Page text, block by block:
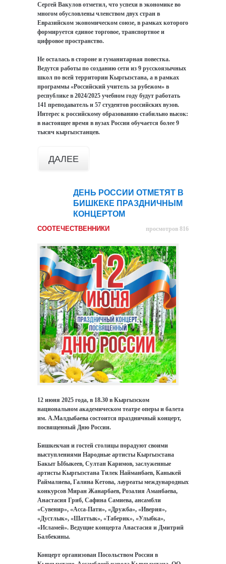
Сергей Вакулов отметил, что успехи в экономике во
многом обусловлены членством двух стран в
Евразийском экономическом союзе, в рамках которого
формируется единое торговое, транспортное и
цифровое пространство.
Не осталась в стороне и гуманитарная повестка.
Ведутся работы по созданию сети из 9 русскоязычных
школ по всей территории Кыргызстана, а в рамках
программы «Российский учитель за рубежом» в
республике в 2024/2025 учебном году будут работать
141 преподаватель и 57 студентов российских вузов.
Интерес к российскому образованию стабильно высок:
в настоящее время в вузах России обучается более 9
тысяч кыргызстанцев.
ДАЛЕЕ
ДЕНЬ РОССИИ ОТМЕТЯТ В
БИШКЕКЕ ПРАЗДНИЧНЫМ
КОНЦЕРТОМ
СООТЕЧЕСТВЕННИКИ просмотров 816
12 июня 2025 года, в 18.30 в Кыргызском
национальном академическом театре оперы и балета
им. А.Малдыбаева состоится праздничный концерт,
посвященный Дню России.
Бишкекчан и гостей столицы порадуют своими
выступлениями Народные артисты Кыргызстана
Бакыт Ыбыкеев, Султан Каримов, заслуженные
артисты Кыргызстана Тилек Найманбаев, Каныкей
Раймалиева, Галина Кетова, лауреаты международных
конкурсов Миран Жанарбаев, Розалия Аманбаева,
Анастасия Гриб, Сафина Самиева, ансамбли
«Сувенир», «Асса-Пати», «Дружба», «Иверия»,
«Дустлык», «Шаттык», «Таберик», «Улыбка»,
«Исламей». Ведущие концерта Анастасия и Дмитрий
Балбекины.
Концерт организован Посольством России в